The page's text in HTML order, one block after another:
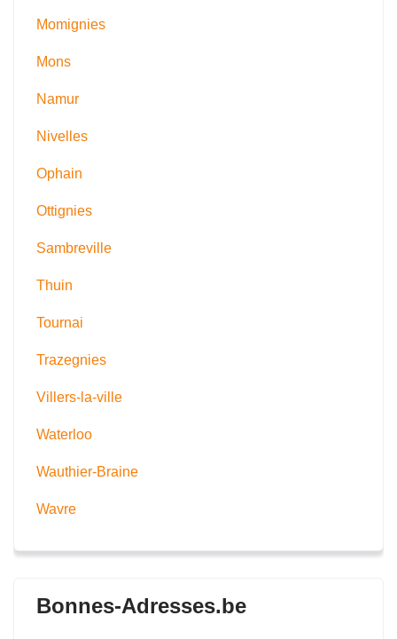
Momignies
Mons
Namur
Nivelles
Ophain
Ottignies
Sambreville
Thuin
Tournai
Trazegnies
Villers-la-ville
Waterloo
Wauthier-Braine
Wavre
Bonnes-Adresses.be